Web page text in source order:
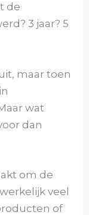
de
3 jaar? 5
maar toen
wat
dan
om de
veel
of